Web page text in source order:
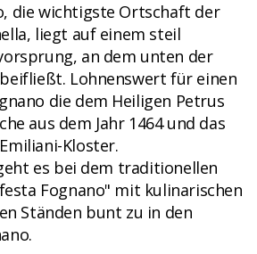
die wichtigste Ortschaft der
liegt auf einem steil
an dem unten der
Lohnenswert für einen
die dem Heiligen Petrus
aus dem Jahr 1464 und das
Kloster.
es bei dem traditionellen
Fognano" mit kulinarischen
Ständen bunt zu in den